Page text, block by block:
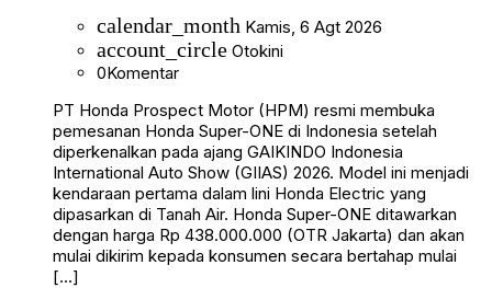
calendar_month Kamis, 6 Agt 2026
account_circle Otokini
0Komentar
PT Honda Prospect Motor (HPM) resmi membuka
pemesanan Honda Super-ONE di Indonesia setelah
diperkenalkan pada ajang GAIKINDO Indonesia
International Auto Show (GIIAS) 2026. Model ini menjadi
kendaraan pertama dalam lini Honda Electric yang
dipasarkan di Tanah Air. Honda Super-ONE ditawarkan
dengan harga Rp 438.000.000 (OTR Jakarta) dan akan
mulai dikirim kepada konsumen secara bertahap mulai
[…]